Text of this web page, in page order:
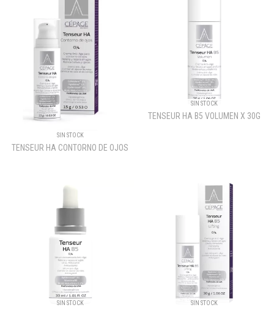
SIN STOCK
TENSEUR HA CONTORNO DE OJOS
SIN STOCK
TENSEUR HA B5 VOLUMEN X 30G
SIN STOCK SIN STOCK